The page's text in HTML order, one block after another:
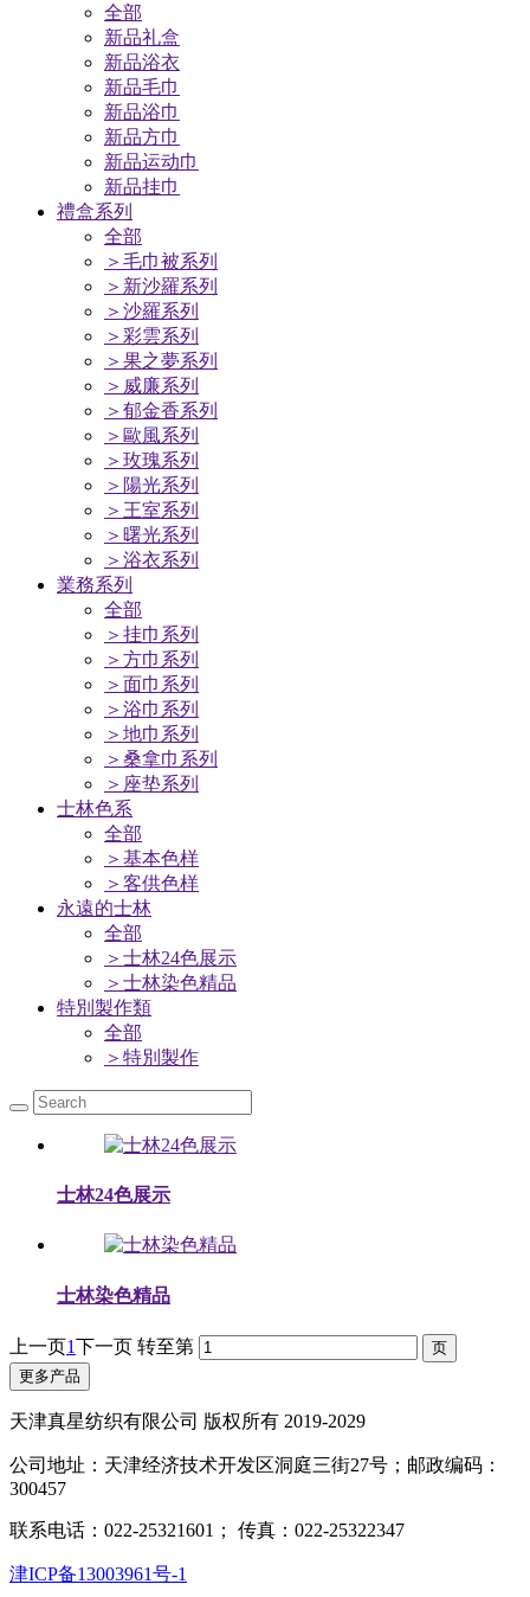
全部
新品礼盒
新品浴衣
新品毛巾
新品浴巾
新品方巾
新品运动巾
新品挂巾
禮盒系列
全部
＞毛巾被系列
＞新沙羅系列
＞沙羅系列
＞彩雲系列
＞果之夢系列
＞威廉系列
＞郁金香系列
＞歐風系列
＞玫瑰系列
＞陽光系列
＞王室系列
＞曙光系列
＞浴衣系列
業務系列
全部
＞挂巾系列
＞方巾系列
＞面巾系列
＞浴巾系列
＞地巾系列
＞桑拿巾系列
＞座垫系列
士林色系
全部
＞基本色样
＞客供色样
永遠的士林
全部
＞士林24色展示
＞士林染色精品
特別製作類
全部
＞特別製作
士林24色展示
士林染色精品
上一页1下一页 转至第
更多产品
天津真星纺织有限公司 版权所有 2019-2029
公司地址：天津经济技术开发区洞庭三街27号；邮政编码：
300457
联系电话：022-25321601； 传真：022-25322347
津ICP备13003961号-1